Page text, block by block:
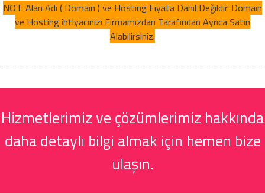
NOT: Alan Adı ( Domain ) ve Hosting Fiyata Dahil Değildir. Domain
ve Hosting ihtiyacınızı Firmamızdan Tarafından Ayrıca Satın
Alabilirsiniz.
Hizmetlerimiz ve çözümlerimiz hakkında
daha detaylı bilgi almak için hemen bize
ulaşın.